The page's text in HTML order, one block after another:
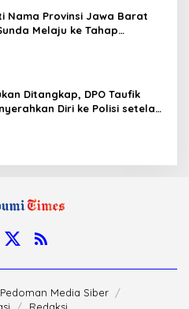
Nama Provinsi Jawa Barat
Melaju ke Tahap
Ditangkap, DPO Taufik
Diri ke Polisi setelah
Pedoman Media Siber